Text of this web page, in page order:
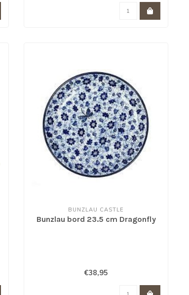
BUNZLAU CASTLE
Bunzlau bord 23.5 cm Dragonfly
€38,95